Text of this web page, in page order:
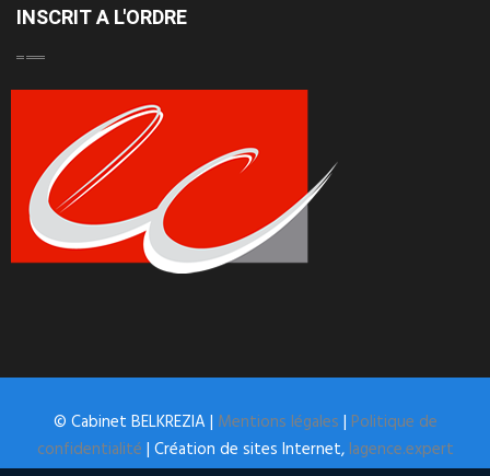
INSCRIT A L'ORDRE
© Cabinet BELKREZIA | Mentions légales| Politique de
confidentialité| Création de sites Internet,lagence.expert